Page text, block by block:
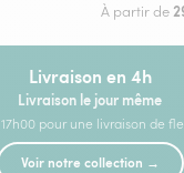
À partir de
Livraison en 4h
Livraison le jour même
pour une livraison de
Voir notre collection →